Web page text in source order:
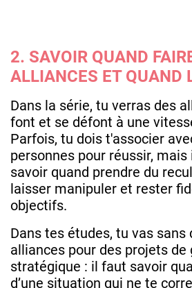
2. SAVOIR QUAND
ALLIANCES ET QUAND
Dans la série, tu verras des
font et se défont à une
Parfois, tu dois t'associer
personnes pour réussir,
savoir quand prendre du
laisser manipuler et rester
objectifs.
Dans tes études, tu vas
alliances pour des projets de
stratégique : il faut savoir
d’une situation qui ne te